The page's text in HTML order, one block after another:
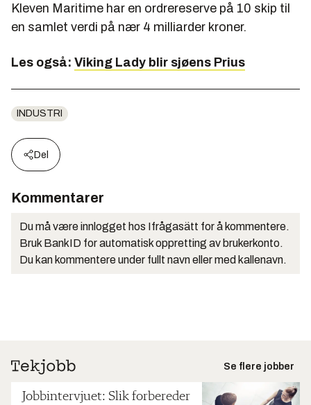
Kleven Maritime har en ordrereserve på 10 skip til
en samlet verdi på nær 4 milliarder kroner.
Les også: Viking Lady blir sjøens Prius
INDUSTRI
Del
Kommentarer
Du må være innlogget hos Ifrågasätt for å kommentere.
Bruk BankID for automatisk oppretting av brukerkonto.
Du kan kommentere under fullt navn eller med kallenavn.
Se flere jobber
Jobbintervjuet: Slik forbereder